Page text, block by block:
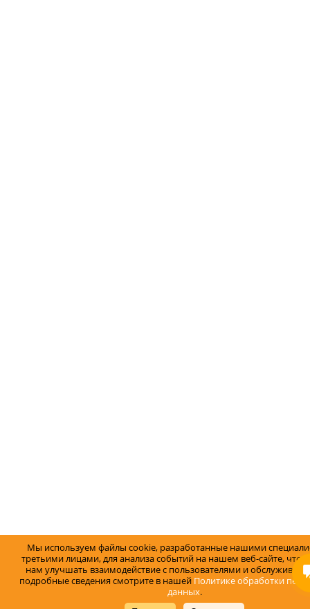
Мы используем файлы cookie, разработанные нашими
третьими лицами, для анализа событий на нашем веб-сайте, что
нам улучшать взаимодействие с пользователями и
подробные сведения смотрите в нашей Политике обработки
данных.